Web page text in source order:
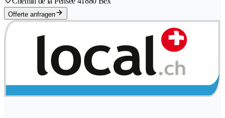
Offerte anfragen